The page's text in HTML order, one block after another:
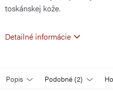
toskánskej kože.
Detailné informácie
Popis Podobné (2)